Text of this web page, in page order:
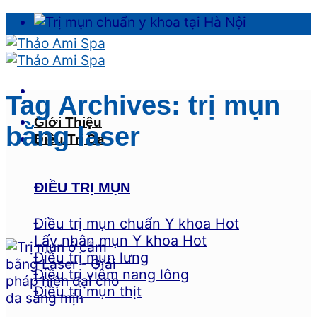
Skip
to
content
Giới Thiệu
Điều Trị Da
ĐIỀU TRỊ MỤN
Điều trị mụn chuẩn Y khoa
Lấy nhân mụn Y khoa
Điều trị mụn lưng
Điều trị viêm nang lông
Điều trị mụn thịt
Tag Archives: trị mụn
bằng laser